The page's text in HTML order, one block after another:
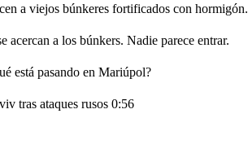
a viejos búnkeres fortificados con hormigón.
acercan a los búnkers. Nadie parece entrar.
está pasando en Mariúpol?
tras ataques rusos 0:56